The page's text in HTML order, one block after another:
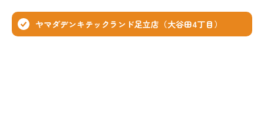
ヤマダデンキテックランド足立店（大谷田4丁目）